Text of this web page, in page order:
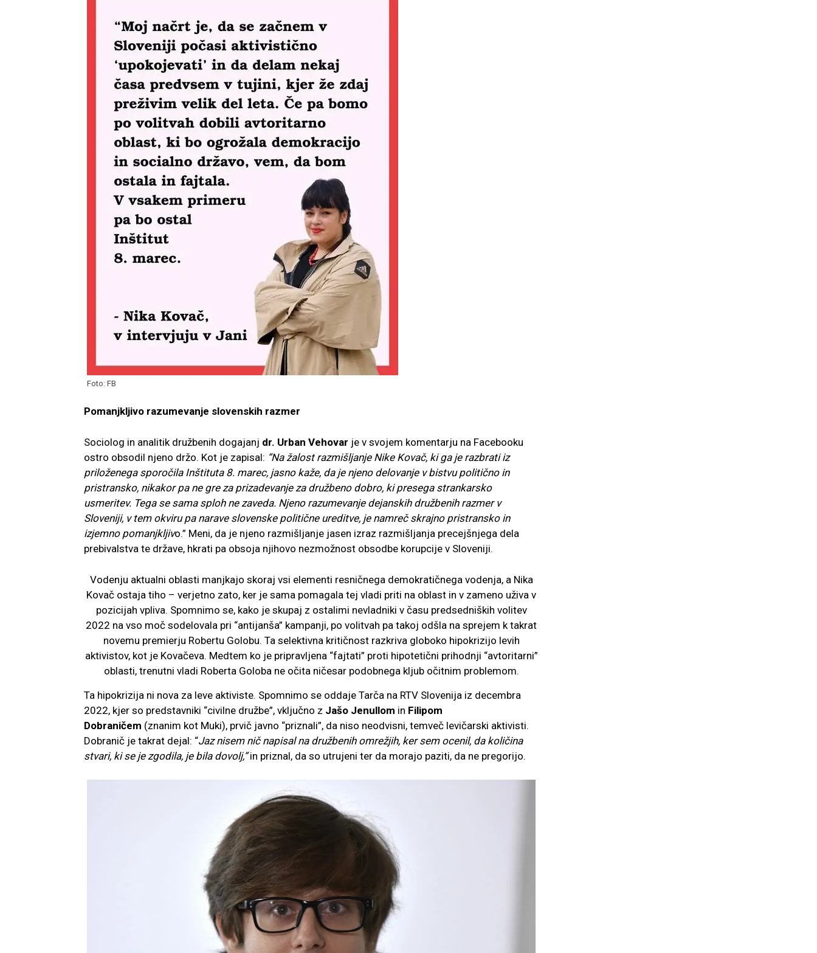
Foto: FB
Pomanjkljivo razumevanje slovenskih razmer
Sociolog in analitik družbenih dogajanj dr. Urban Vehovar je v svojem komentarju na Facebooku
ostro obsodil njeno držo. Kot je zapisal: “Na žalost razmišljanje Nike Kovač, ki ga je razbrati iz
priloženega sporočila Inštituta 8. marec, jasno kaže, da je njeno delovanje v bistvu politično in
pristransko, nikakor pa ne gre za prizadevanje za družbeno dobro, ki presega strankarsko
usmeritev. Tega se sama sploh ne zaveda. Njeno razumevanje dejanskih družbenih razmer v
Sloveniji, v tem okviru pa narave slovenske politične ureditve, je namreč skrajno pristransko in
izjemno pomanjkljivo.” Meni, da je njeno razmišljanje jasen izraz razmišljanja precejšnjega dela
prebivalstva te države, hkrati pa obsoja njihovo nezmožnost obsodbe korupcije v Sloveniji.
Vodenju aktualni oblasti manjkajo skoraj vsi elementi resničnega demokratičnega vodenja, a Nika
Kovač ostaja tiho – verjetno zato, ker je sama pomagala tej vladi priti na oblast in v zameno uživa v
pozicijah vpliva. Spomnimo se, kako je skupaj z ostalimi nevladniki v času predsedniških volitev
2022 na vso moč sodelovala pri “antijanša” kampanji, po volitvah pa takoj odšla na sprejem k takrat
novemu premierju Robertu Golobu. Ta selektivna kritičnost razkriva globoko hipokrizijo levih
aktivistov, kot je Kovačeva. Medtem ko je pripravljena “fajtati” proti hipotetični prihodnji “avtoritarni”
oblasti, trenutni vladi Roberta Goloba ne očita ničesar podobnega kljub očitnim problemom.
Ta hipokrizija ni nova za leve aktiviste. Spomnimo se oddaje Tarča na RTV Slovenija iz decembra
2022, kjer so predstavniki “civilne družbe”, vključno z Jašo Jenullom in Filipom
Dobraničem (znanim kot Muki), prvič javno “priznali”, da niso neodvisni, temveč levičarski aktivisti.
Dobranič je takrat dejal: “Jaz nisem nič napisal na družbenih omrežjih, ker sem ocenil, da količina
stvari, ki se je zgodila, je bila dovolj,”in priznal, da so utrujeni ter da morajo paziti, da ne pregorijo.